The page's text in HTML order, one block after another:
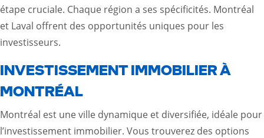
étape cruciale. Chaque région a ses spécificités. Montréal
et Laval offrent des opportunités uniques pour les
investisseurs.
INVESTISSEMENT IMMOBILIER À
MONTRÉAL
Montréal est une ville dynamique et diversifiée, idéale pour
l’investissement immobilier. Vous trouverez des options